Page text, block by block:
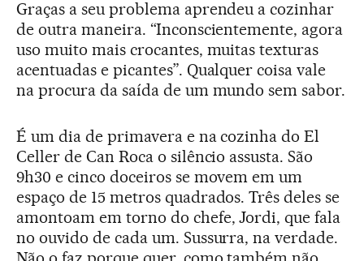
Graças a seu problema aprendeu a cozinhar
de outra maneira. “Inconscientemente, agora
uso muito mais crocantes, muitas texturas
acentuadas e picantes”. Qualquer coisa vale
na procura da saída de um mundo sem sabor.
É um dia de primavera e na cozinha do El
Celler de Can Roca o silêncio assusta. São
9h30 e cinco doceiros se movem em um
espaço de 15 metros quadrados. Três deles se
amontoam em torno do chefe, Jordi, que fala
no ouvido de cada um. Sussurra, na verdade.